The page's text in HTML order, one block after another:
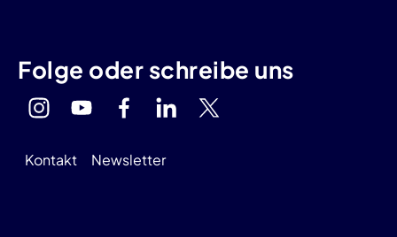
Folge oder schreibe uns
Kontakt Newsletter